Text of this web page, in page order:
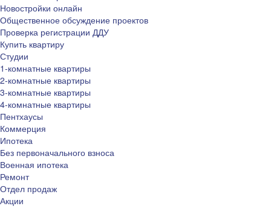
Новостройки онлайн
Общественное обсуждение проектов
Проверка регистрации ДДУ
Купить квартиру
Студии
1-комнатные квартиры
2-комнатные квартиры
3-комнатные квартиры
4-комнатные квартиры
Пентхаусы
Коммерция
Ипотека
Без первоначального взноса
Военная ипотека
Ремонт
Отдел продаж
Акции